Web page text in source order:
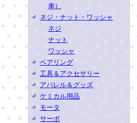
車）
ネジ・ナット・ワッシャ
ネジ
ナット
ワッシャ
ベアリング
工具＆アクセサリー
アパレル＆グッズ
ケミカル用品
モータ
サーボ